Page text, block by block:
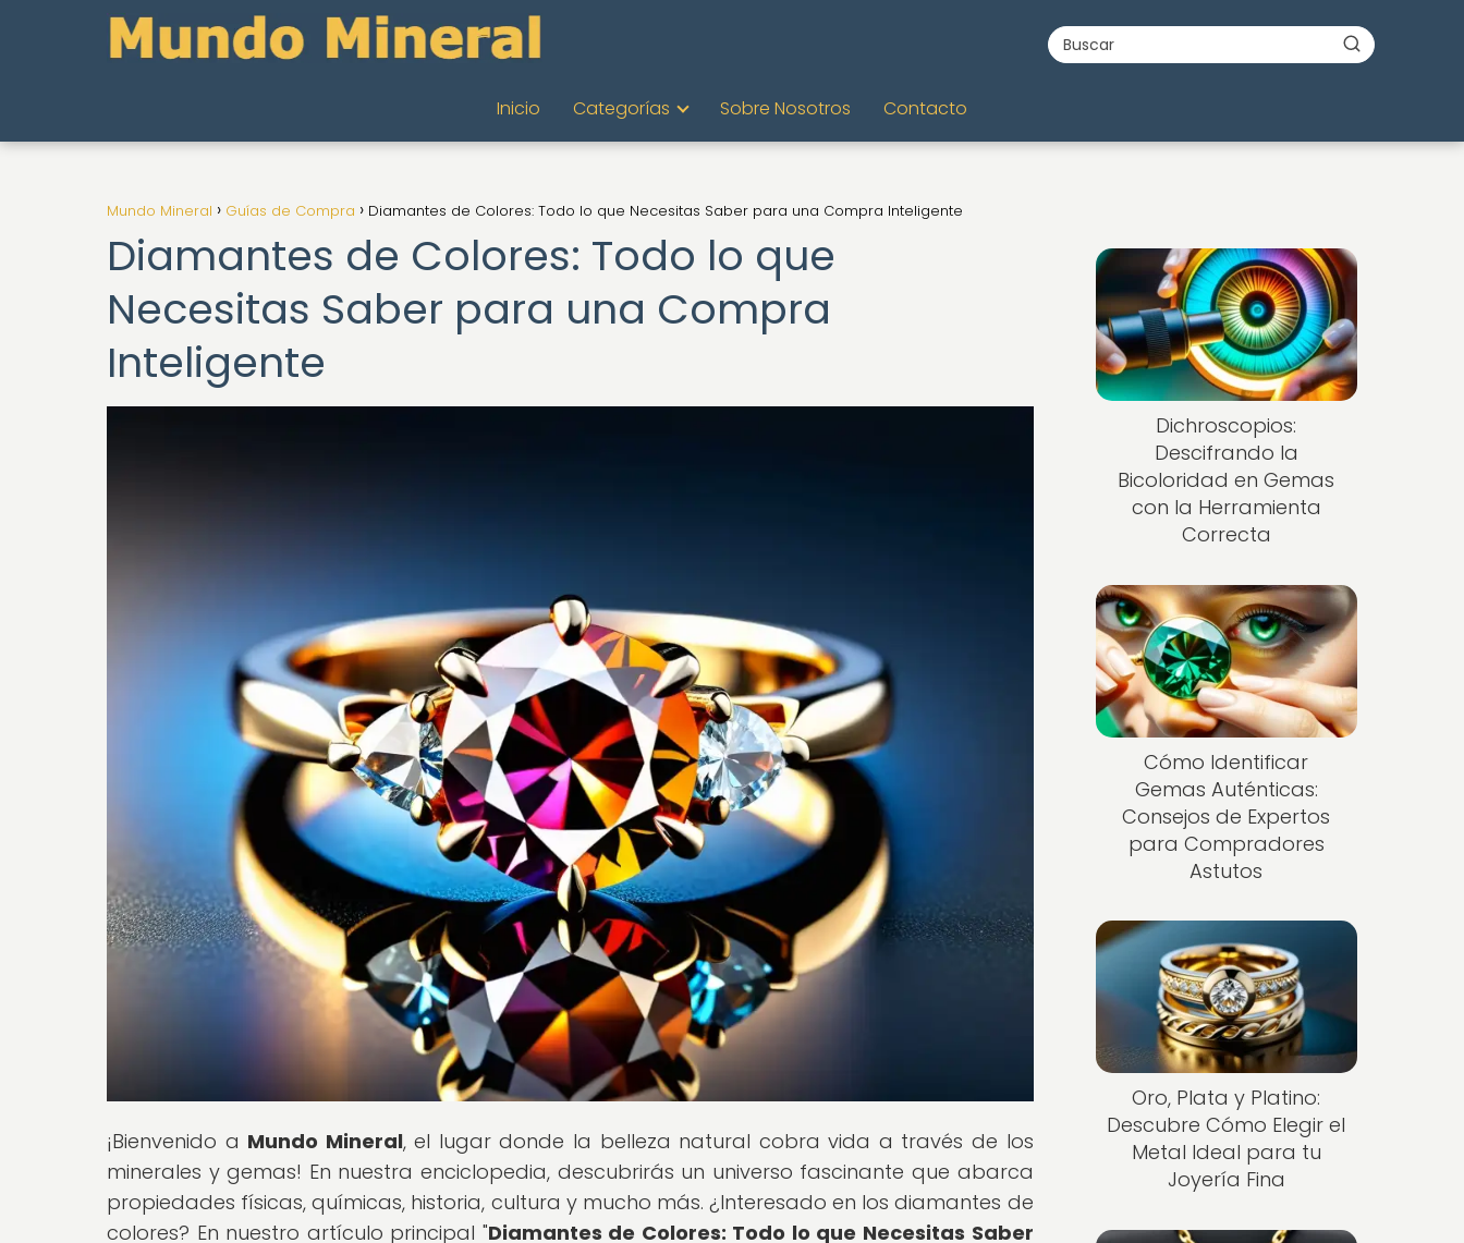
Inicio Categorías Sobre Nosotros Contacto
Mundo Mineral Guías de Compra Diamantes de Colores: Todo lo que Necesitas Saber para una Compra Inteligente
Diamantes de Colores: Todo lo que
Necesitas Saber para una Compra
Inteligente
¡Bienvenido a Mundo Mineral, el lugar donde la belleza natural cobra vida a través de los
minerales y gemas! En nuestra enciclopedia, descubrirás un universo fascinante que abarca
propiedades físicas, químicas, historia, cultura y mucho más. ¿Interesado en los diamantes de
colores? En nuestro artículo principal "Diamantes de Colores: Todo lo que Necesitas Saber
Dichroscopios:
Descifrando la
Bicoloridad en Gemas
con la Herramienta
Correcta
Cómo Identificar
Gemas Auténticas:
Consejos de Expertos
para Compradores
Astutos
Oro, Plata y Platino:
Descubre Cómo Elegir el
Metal Ideal para tu
Joyería Fina